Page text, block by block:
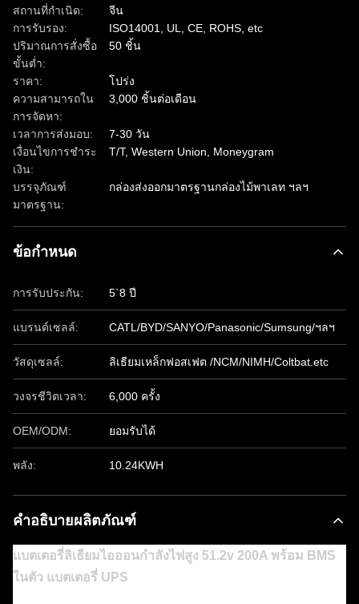
สถานที่กำเนิด:
จีน
การรับรอง:
ISO14001, UL, CE, ROHS, etc
ปริมาณการสั่งซื้อ
ขั้นต่ำ:
50 ชิ้น
ราคา:
โปร่ง
ความสามารถใน
การจัดหา:
3,000 ชิ้นต่อเดือน
เวลาการส่งมอบ:
7-30 วัน
เงื่อนไขการชำระ
เงิน:
T/T, Western Union, Moneygram
บรรจุภัณฑ์
มาตรฐาน:
กล่องส่งออกมาตรฐานกล่องไม้พาเลท ฯลฯ
ข้อกำหนด
การรับประกัน: 5`8 ปี
แบรนด์เซลล์: CATL/BYD/SANYO/Panasonic/Sumsung/ฯลฯ
วัสดุเซลล์: ลิเธียมเหล็กฟอสเฟต /NCM/NIMH/Coltbat.etc
วงจรชีวิตเวลา: 6,000 ครั้ง
OEM/ODM: ยอมรับได้
พลัง: 10.24KWH
คำอธิบายผลิตภัณฑ์
แบตเตอรี่ลิเธียมไอออนกำลังไฟสูง 51.2v 200A พร้อม BMS
ในตัว แบตเตอรี่ UPS